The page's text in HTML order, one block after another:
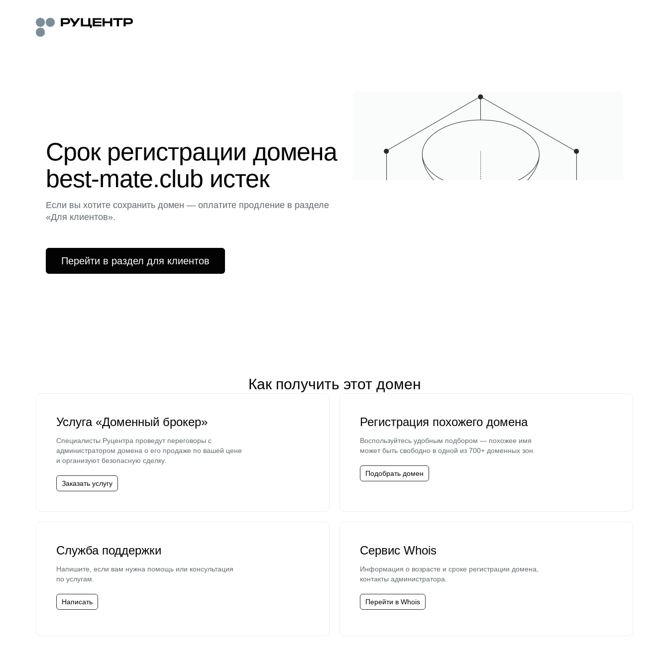
Срок регистрации домена
best-mate.club истек
Если вы хотите сохранить домен — оплатите продление в разделе
«Для клиентов».
Перейти в раздел для клиентов
Как получить этот домен
Услуга «Доменный брокер»
Специалисты Руцентра проведут переговоры с
администратором домена о его продаже по вашей цене
и организуют безопасную сделку.
Заказать услугу
Регистрация похожего домена
Воспользуйтесь удобным подбором — похожее имя
может быть свободно в одной из 700+ доменных зон.
Подобрать домен
Служба поддержки
Напишите, если вам нужна помощь или консультация
по услугам.
Написать
Сервис Whois
Информация о возрасте и сроке регистрации домена,
контакты администратора.
Перейти в Whois